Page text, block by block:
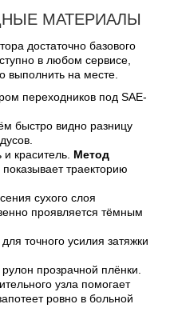
МАТЕРИАЛЫ
достаточно базового
в любом сервисе,
выполнить на месте.
переходников под SAE-
быстро видно разницу
краситель. Метод
показывает траекторию
сухого слоя
проявляется тёмным
для точного усилия затяжки
прозрачной плёнки.
узла помогает
ровно в больной